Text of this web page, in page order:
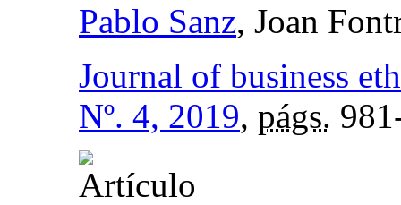
Pablo Sanz, Joan
Journal of business
Nº. 4, 2019, págs.